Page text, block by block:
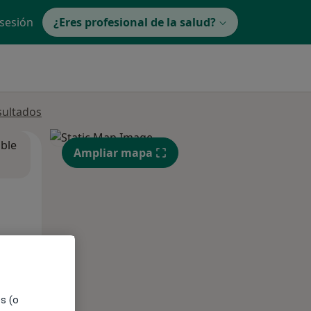
¿Eres profesional de la salud?
Ampliar mapa
(o